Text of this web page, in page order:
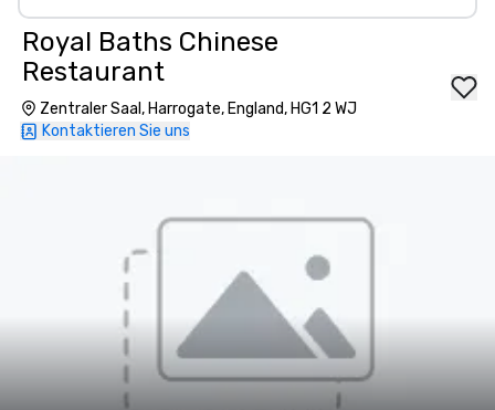
Royal Baths Chinese
Restaurant
Zentraler Saal, Harrogate, England, HG1 2 WJ
Kontaktieren Sie uns